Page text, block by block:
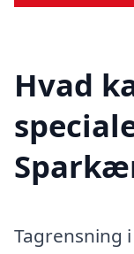
Hvad
Tagrensning